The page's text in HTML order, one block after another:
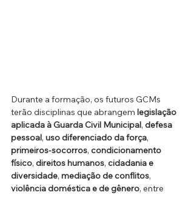
Durante a formação, os futuros GCMs
terão disciplinas que abrangem legislação
aplicada à Guarda Civil Municipal, defesa
pessoal, uso diferenciado da força,
primeiros-socorros, condicionamento
físico, direitos humanos, cidadania e
diversidade, mediação de conflitos,
violência doméstica e de gênero, entre